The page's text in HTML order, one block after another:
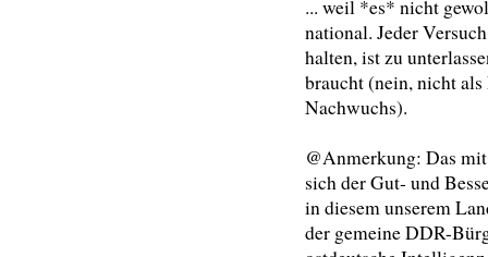
... weil *es* nicht
national. Jeder
halten, ist zu
braucht (nein, nicht
Nachwuchs).
@Anmerkung: Das
sich der Gut- und
in diesem unserem
der gemeine DDR-